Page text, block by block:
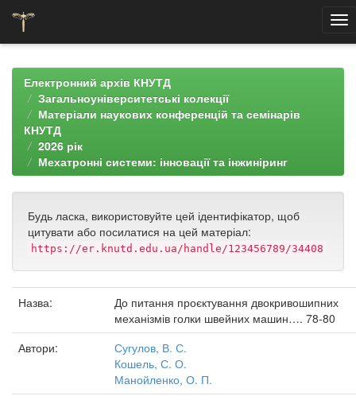
navigationЕлектронний архів КНУТД
Загальноуніверситетські колекції
Матеріали наукових конференцій та семінарів
КНУТД
2026 рік
Мехатронні системи: інновації та інжиніринг
Будь ласка, використовуйте цей ідентифікатор, щоб
цитувати або посилатися на цей матеріал:
https://er.knutd.edu.ua/handle/123456789/34408
Назва:
До питання проєктування двокривошипних
механізмів голки швейних машин…. 78-80
Автори:
Сугулов, В. С.
Кошель, С. О.
Манойленко, О. П.